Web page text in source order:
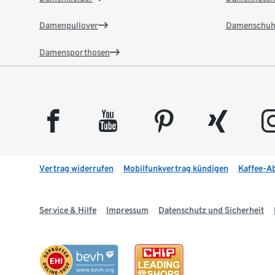
Damenpullover
Damensporthosen
facebook youtube pinterest xing
Vertrag widerrufen Mobilfunkvertrag kündigen Kaffee-
Service & Hilfe Impressum Datenschutz und Sicherheit